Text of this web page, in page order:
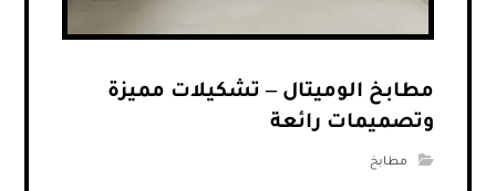
مطابخ الوميتال – تشكيلات مميزة
وتصميمات رائعة
مطابخ